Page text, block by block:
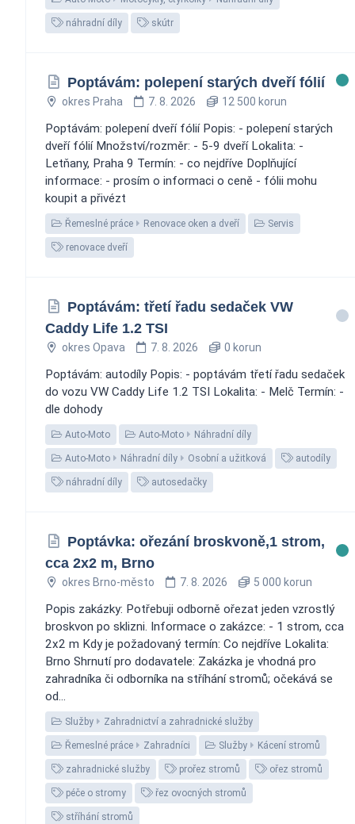
náhradní díly skútr
Poptávám: polepení starých dveří fólií
okres Praha 7. 8. 2026 12 500 korun
Poptávám: polepení dveří fólií Popis: - polepení starých
dveří fólií Množství/rozměr: - 5-9 dveří Lokalita: -
Letňany, Praha 9 Termín: - co nejdříve Doplňující
informace: - prosím o informaci o ceně - fólii mohu
koupit a přivézt
Řemeslné práce Renovace oken a dveří Servis
renovace dveří
Poptávám: třetí řadu sedaček VW
Caddy Life 1.2 TSI
okres Opava 7. 8. 2026 0 korun
Poptávám: autodíly Popis: - poptávám třetí řadu sedaček
do vozu VW Caddy Life 1.2 TSI Lokalita: - Melč Termín: -
dle dohody
Auto-Moto Auto-Moto Náhradní díly
Auto-Moto Náhradní díly Osobní a užitková autodíly
náhradní díly autosedačky
Poptávka: ořezání broskvoně,1 strom,
cca 2x2 m, Brno
okres Brno-město 7. 8. 2026 5 000 korun
Popis zakázky: Potřebuji odborně ořezat jeden vzrostlý
broskvon po sklizni. Informace o zakázce: - 1 strom, cca
2x2 m Kdy je požadovaný termín: Co nejdříve Lokalita:
Brno Shrnutí pro dodavatele: Zakázka je vhodná pro
zahradníka či odborníka na stříhání stromů; očekává se
od...
Služby Zahradnictví a zahradnické služby
Řemeslné práce Zahradníci Služby Kácení stromů
zahradnické služby prořez stromů ořez stromů
péče o stromy řez ovocných stromů
stříhání stromů